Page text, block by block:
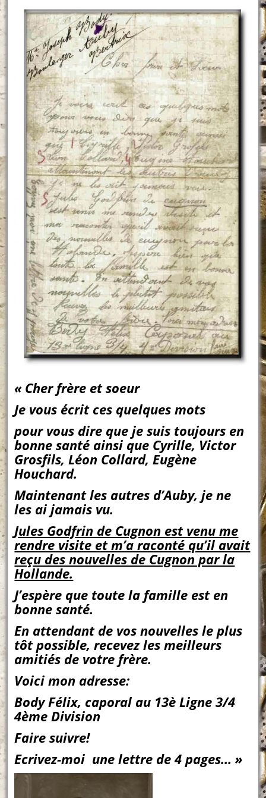
« Cher frère et soeur
Je vous écrit ces quelques mots
pour vous dire que je suis toujours en
bonne santé ainsi que Cyrille, Victor
Grosfils, Léon Collard, Eugène
Houchard.
Maintenant les autres d’Auby, je ne
les ai jamais vu.
Jules Godfrin de Cugnon est venu me
rendre visite et m’a raconté qu’il avait
reçu des nouvelles de Cugnon par la
Hollande.
J’espère que toute la famille est en
bonne santé.
En attendant de vos nouvelles le plus
tôt possible, recevez les meilleurs
amitiés de votre frère.
Voici mon adresse:
Body Félix, caporal au 13è Ligne 3/4
4ème Division
Faire suivre!
Ecrivez-moi une lettre de 4 pages… »